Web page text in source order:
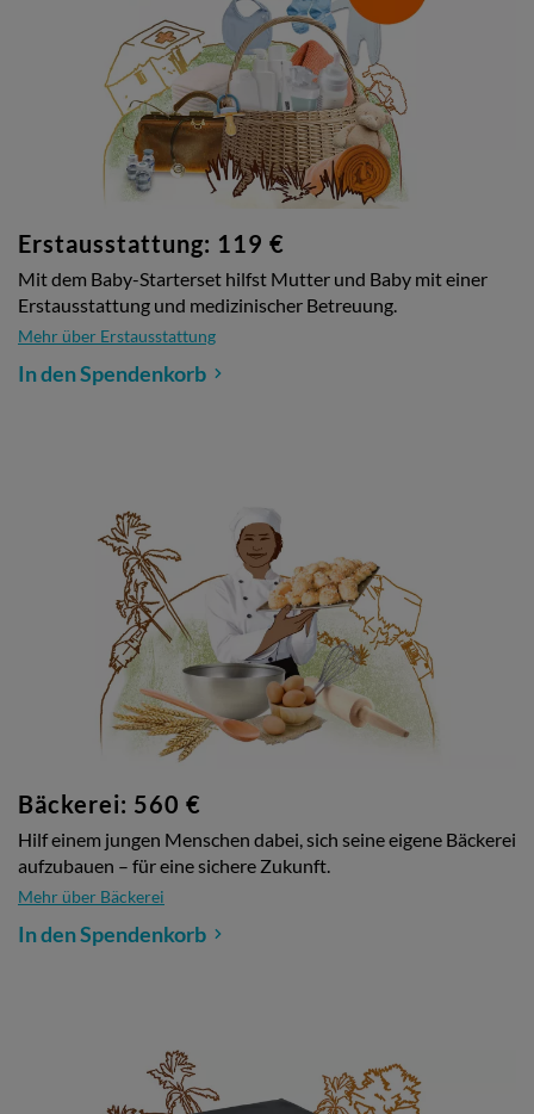
Erstausstattung: 119 €
Mit dem Baby-Starterset hilfst Mutter und Baby mit einer
Erstausstattung und medizinischer Betreuung.
Mehr über Erstausstattung
In den Spendenkorb
Bäckerei: 560 €
Hilf einem jungen Menschen dabei, sich seine eigene Bäckerei
aufzubauen – für eine sichere Zukunft.
Mehr über Bäckerei
In den Spendenkorb